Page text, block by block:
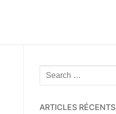
Rechercher
:
ARTICLES RÉCENTS